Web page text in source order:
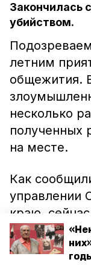
Закончилась
убийством.
летним
общежития.
несколько
полученных
на месте.
Как
управлении
краю,
под
проведение